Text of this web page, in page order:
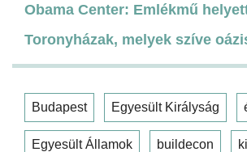
Obama Center: Emlékmű
Toronyházak, melyek szíve
Budapest Egyesült Királyság
Egyesült Államok buildecon